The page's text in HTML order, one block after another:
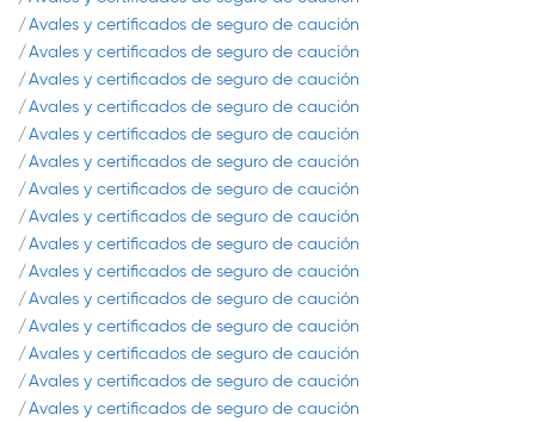
Avales y certificados de seguro de caución
Avales y certificados de seguro de caución
Avales y certificados de seguro de caución
Avales y certificados de seguro de caución
Avales y certificados de seguro de caución
Avales y certificados de seguro de caución
Avales y certificados de seguro de caución
Avales y certificados de seguro de caución
Avales y certificados de seguro de caución
Avales y certificados de seguro de caución
Avales y certificados de seguro de caución
Avales y certificados de seguro de caución
Avales y certificados de seguro de caución
Avales y certificados de seguro de caución
Avales y certificados de seguro de caución